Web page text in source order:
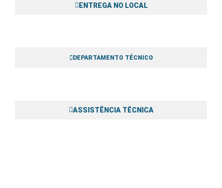
ENTREGA NO LOCAL
DEPARTAMENTO TÉCNICO
ASSISTÊNCIA TÉCNICA